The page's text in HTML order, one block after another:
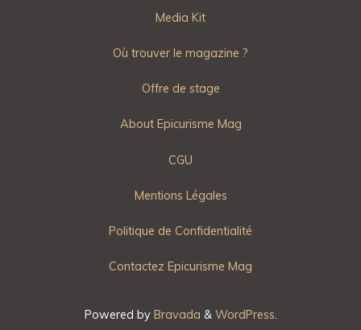
Media Kit
Où trouver le magazine ?
Offre de stage
About Epicurisme Mag
CGU
Mentions Légales
Politique de Confidentialité
Contactez Epicurisme Mag
Powered byBravada & WordPress.